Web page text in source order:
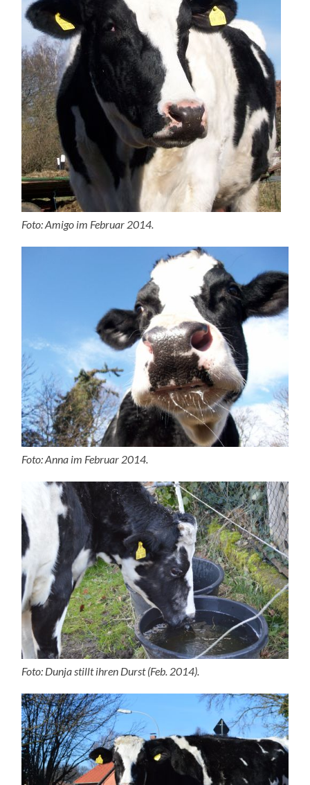
Foto: Amigo im Februar 2014.
Foto: Anna im Februar 2014.
Foto: Dunja stillt ihren Durst (Feb. 2014).